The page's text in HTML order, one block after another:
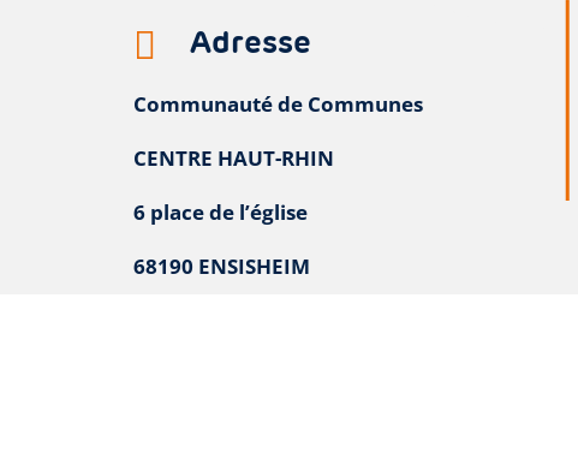
 Adresse
Communauté de Communes
CENTRE HAUT-RHIN
6 place de l’église
68190 ENSISHEIM